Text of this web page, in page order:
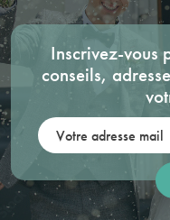
Inscrivez-vous
conseils,